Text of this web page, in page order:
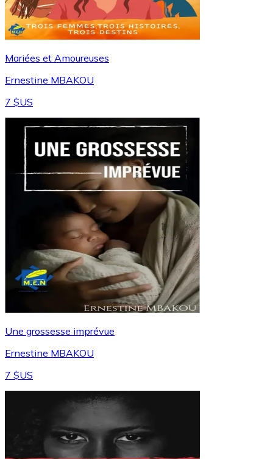
Mariées et Amoureuses
Ernestine MBAKOU
7 $US
Une grossesse imprévue
Ernestine MBAKOU
7 $US